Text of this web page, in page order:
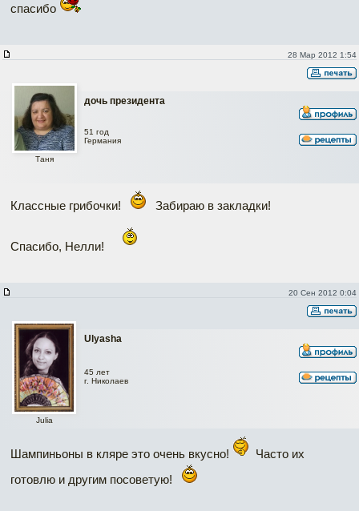
спасибо
28 Мар 2012 1:54
дочь президента
Таня
51 год
Германия
Классные грибочки! Забираю в закладки!
Спасибо, Нелли!
20 Сен 2012 0:04
Ulyasha
Julia
45 лет
г. Николаев
Шампиньоны в кляре это очень вкусно!
Часто их
готовлю и другим посоветую!